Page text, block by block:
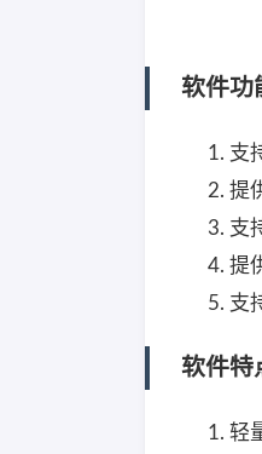
软件功
支
提
支
提
支
软件特
轻